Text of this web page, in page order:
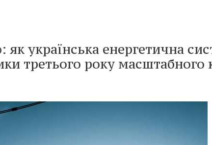
українська енергетична
третього року масштабного